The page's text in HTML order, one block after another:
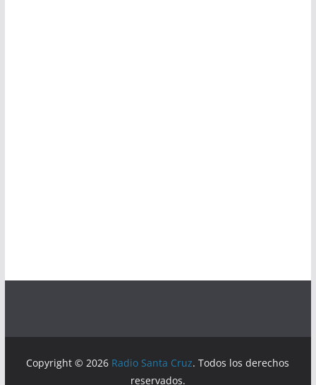
Copyright © 2026 Radio Santa Cruz. Todos los derechos
reservados.